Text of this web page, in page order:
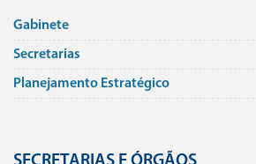
Gabinete
Secretarias
Planejamento Estratégico